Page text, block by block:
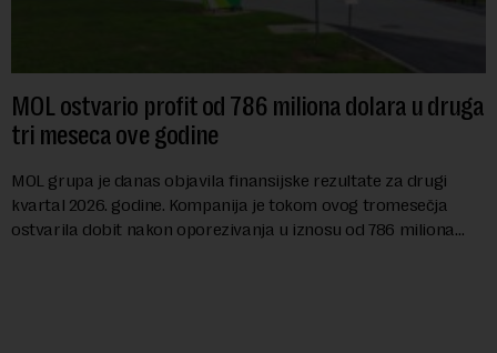
MOL ostvario profit od 786 miliona dolara u druga
tri meseca ove godine
MOL grupa je danas objavila finansijske rezultate za drugi
kvartal 2026. godine. Kompanija je tokom ovog tromesečja
ostvarila dobit nakon oporezivanja u iznosu od 786 miliona